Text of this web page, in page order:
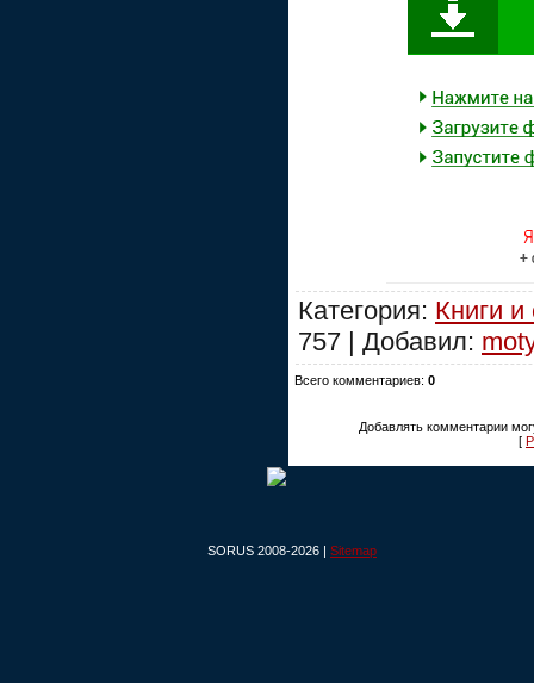
Категория: Книги и
757 | Добавил:
Всего комментариев: 0
Добавлять комментарии
[
SORUS 2008-2026 | Sitemap